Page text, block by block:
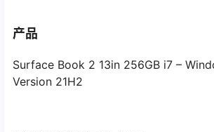
产品
Surface Book 2 13in 256GB i7 –
Version 21H2